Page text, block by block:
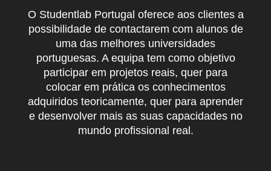
O Studentlab Portugal oferece aos clientes a
possibilidade de contactarem com alunos de
uma das melhores universidades
portuguesas. A equipa tem como objetivo
participar em projetos reais, quer para
colocar em prática os conhecimentos
adquiridos teoricamente, quer para aprender
e desenvolver mais as suas capacidades no
mundo profissional real.